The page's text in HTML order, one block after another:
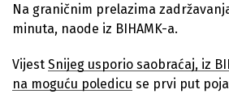
Na graničnim prelazima
minuta, naode iz BIHAMK-a.
Vijest Snijeg usporio saobraćaj, iz
na moguću poledicu se prvi put